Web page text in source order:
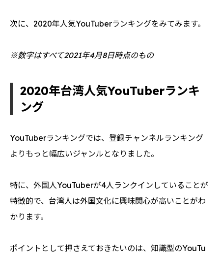
次に、2020年人気YouTuberランキングをみてみます。
※数字はすべて2021年4月8日時点のもの
2020年台湾人気YouTuberランキ
ング
YouTuberランキングでは、登録チャンネルランキング
よりもっと幅広いジャンルとなりました。
特に、外国人YouTuberが4人ランクインしていることが
特徴的で、台湾人は外国文化に興味関心が高いことがわ
かります。
ポイントとして押さえておきたいのは、知識型のYouTu